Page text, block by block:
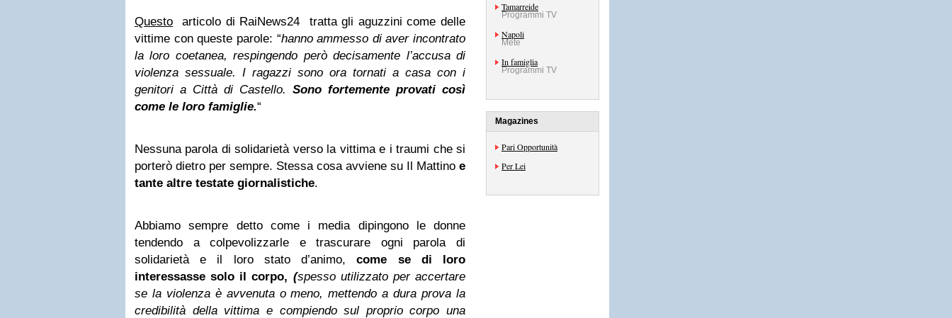
Questo articolo di RaiNews24 tratta gli aguzzini come delle
vittime con queste parole: “hanno ammesso di aver incontrato
la loro coetanea, respingendo però decisamente l’accusa di
violenza sessuale. I ragazzi sono ora tornati a casa con i
genitori a Città di Castello. Sono fortemente provati così
come le loro famiglie.“
Nessuna parola di solidarietà verso la vittima e i traumi che si
porterò dietro per sempre. Stessa cosa avviene su Il Mattino e
tante altre testate giornalistiche.
Abbiamo sempre detto come i media dipingono le donne
tendendo a colpevolizzarle e trascurare ogni parola di
solidarietà e il loro stato d’animo,come se di loro
interessasse solo il corpo, (spesso utilizzato per accertare
se la violenza è avvenuta o meno, mettendo a dura prova la
credibilità della vittima e compiendo sul proprio corpo una
Tamarreide
Programmi TV
Napoli
Mete
In famiglia
Programmi TV
Magazines
Pari Opportunità
Per Lei